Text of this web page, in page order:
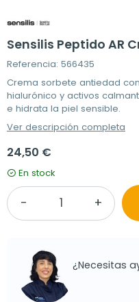
Sensilis Peptido AR
Referencia: 566435
Crema sorbete antiedad
hialurónico y activos
e hidrata la piel sensible.
Ver descripción completa
24,50 €
En stock
¿Necesitas